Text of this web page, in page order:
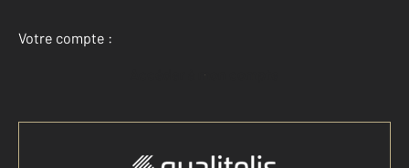
Votre compte :
Accéder à mon compte